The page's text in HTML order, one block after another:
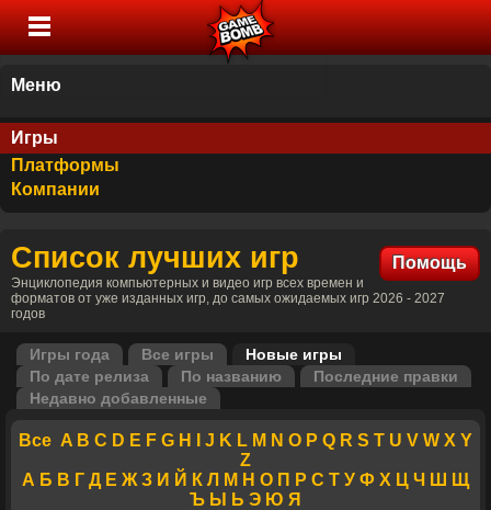
Меню
Игры
Платформы
Компании
Помощь
Список лучших игр
Энциклопедия компьютерных и видео игр всех времен и
форматов от уже изданных игр, до самых ожидаемых игр 2026 - 2027
годов
Игры года Все игры
Новые игры
По дате релиза
По названию
Последние правки
Недавно добавленные
Все A B C D E F G H J K L M N O P Q R S T U V W X Y
Z
А Б В Г Д Е Ж З И Й К Л М Н О П Р С Т У Ф Х Ц Ч Ш Щ
Ъ Ы Ь Э Ю Я